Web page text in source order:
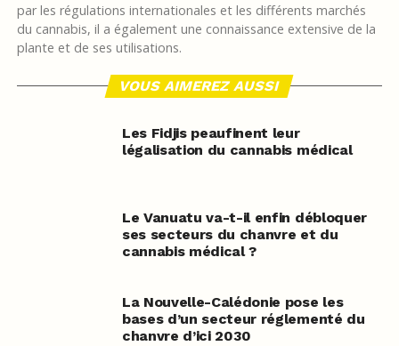
par les régulations internationales et les différents marchés
du cannabis, il a également une connaissance extensive de la
plante et de ses utilisations.
VOUS AIMEREZ AUSSI
Les Fidjis peaufinent leur
légalisation du cannabis médical
Le Vanuatu va-t-il enfin débloquer
ses secteurs du chanvre et du
cannabis médical ?
La Nouvelle-Calédonie pose les
bases d’un secteur réglementé du
chanvre d’ici 2030